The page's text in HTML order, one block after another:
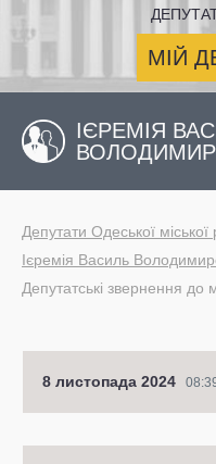
МІЙ
ІЄРЕМІЯ
Депутати Одеської міської
Ієремія Василь
Депутатські звернення до
8 листопада 2024